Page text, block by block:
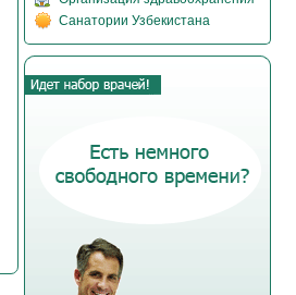
Санатории Узбекистана